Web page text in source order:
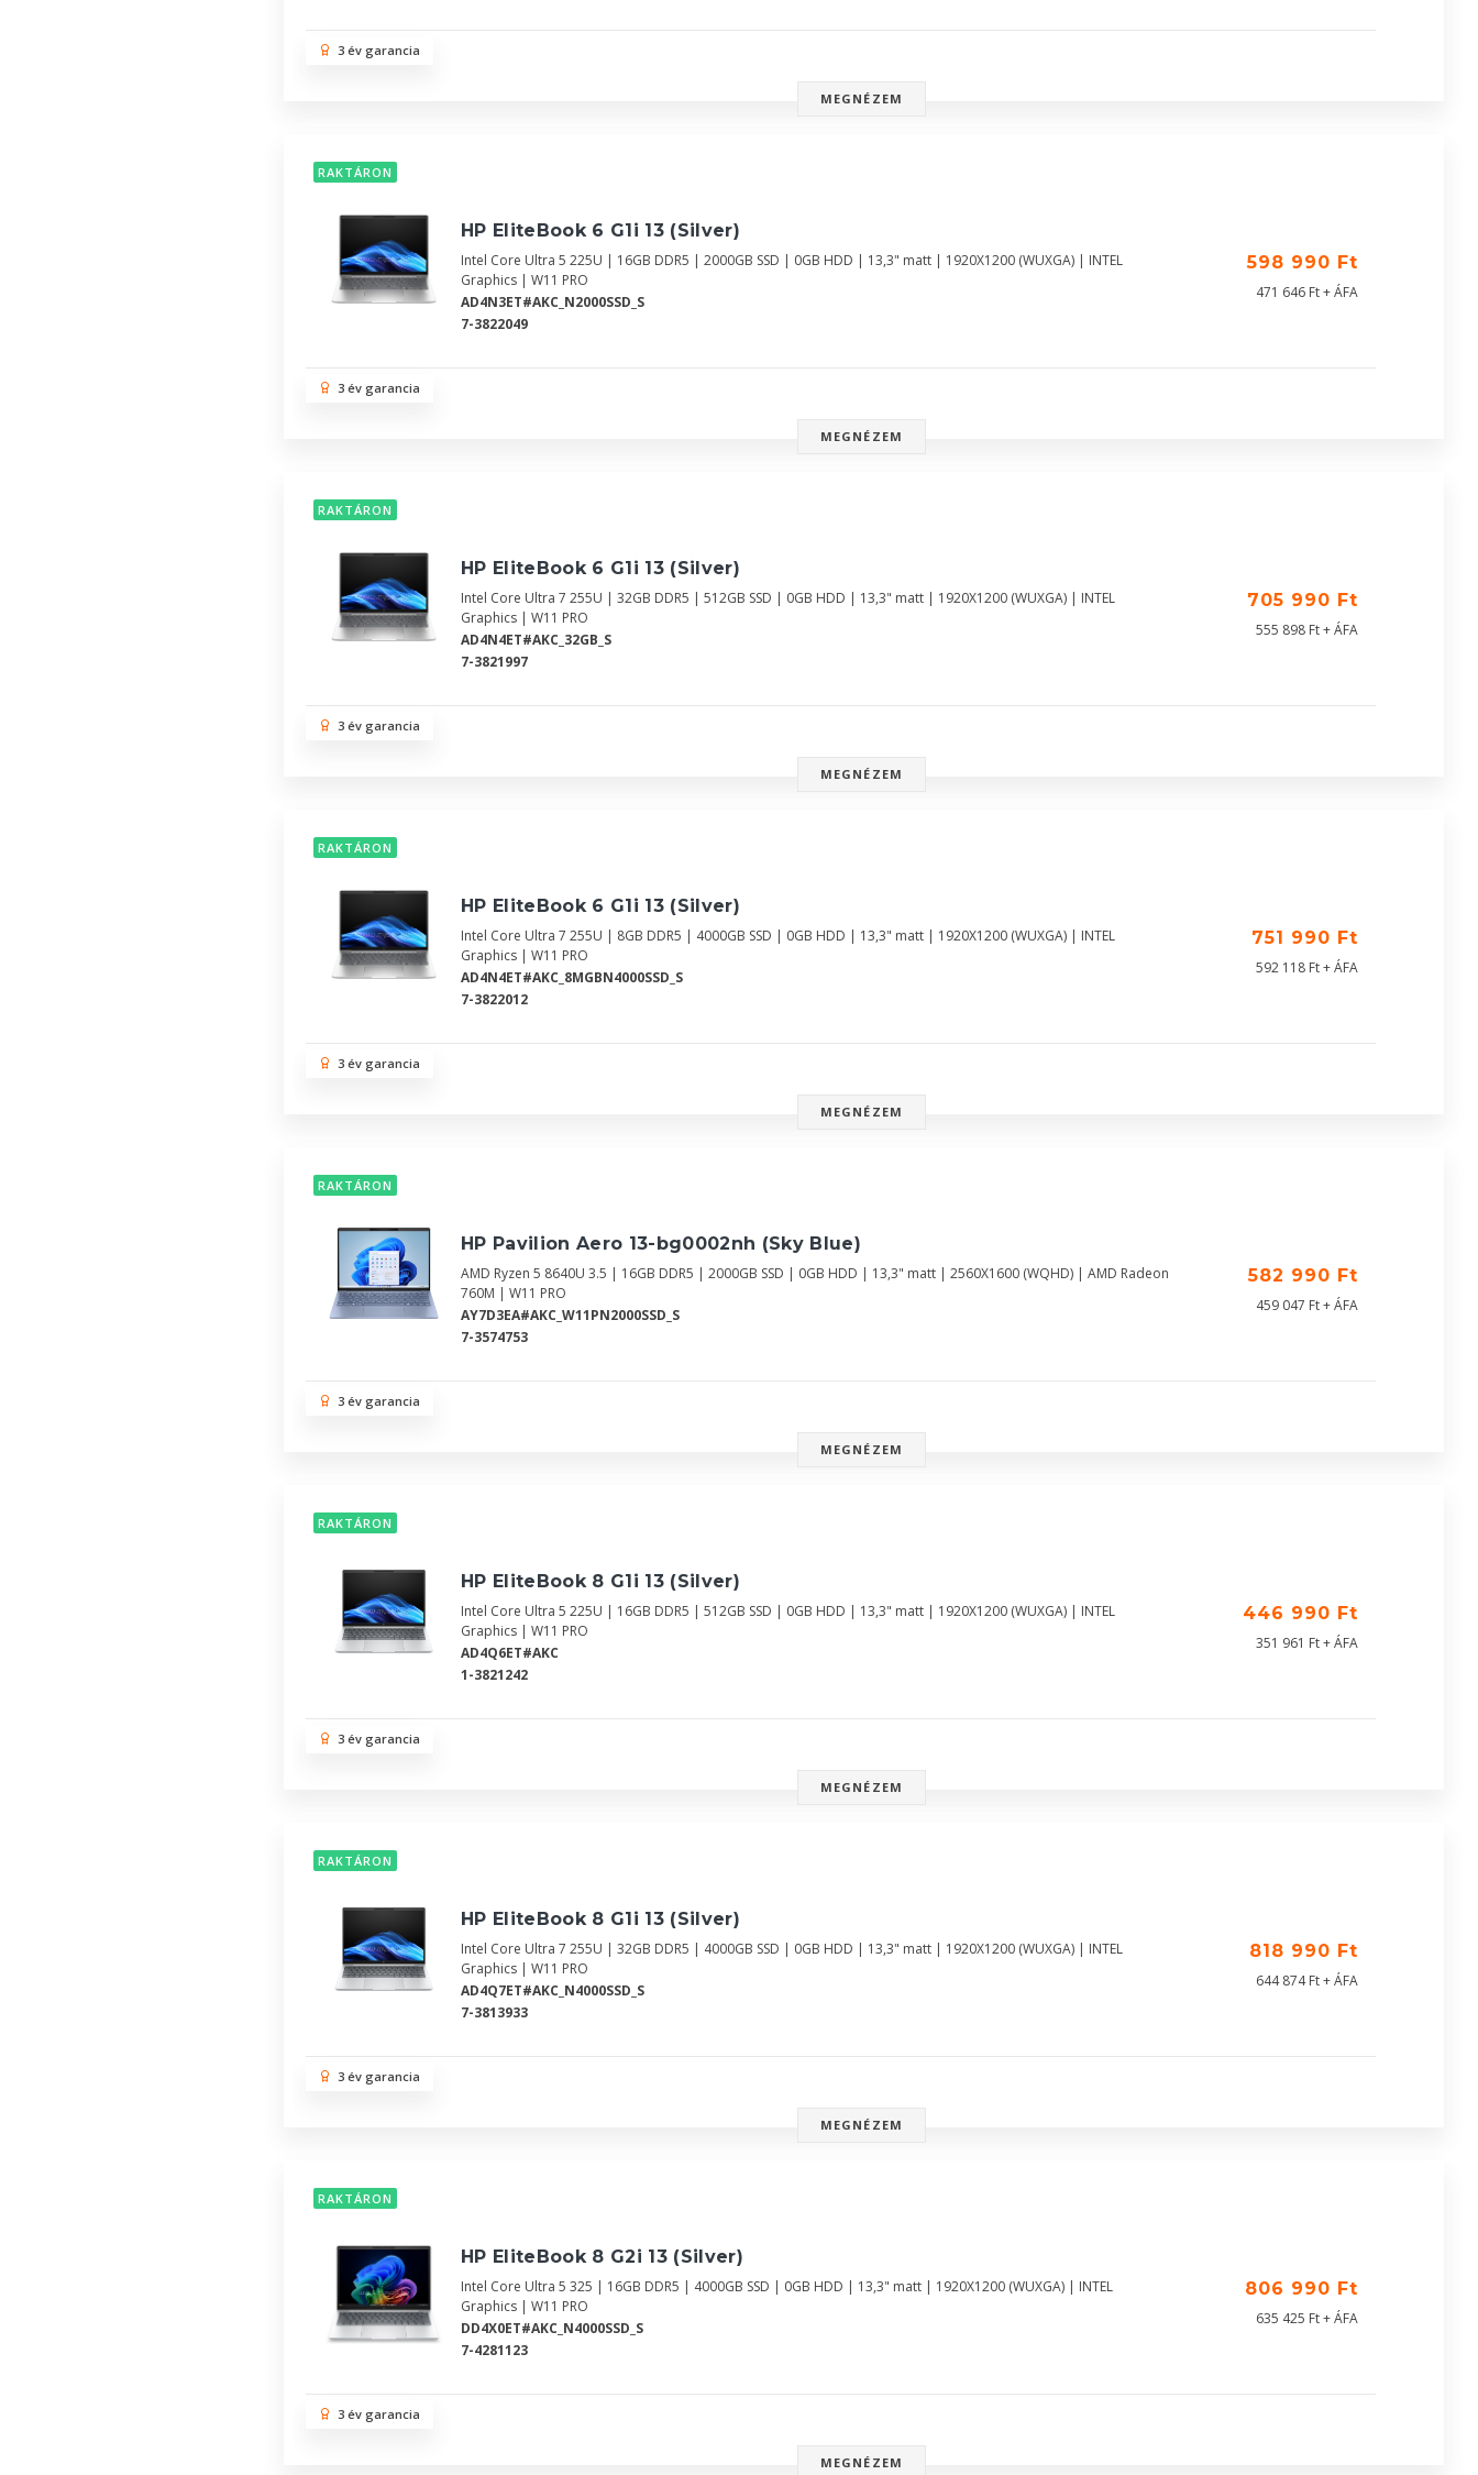
3 év garancia
MEGNÉZEM
RAKTÁRON
HP EliteBook 6 G1i 13 (Silver)
Intel Core Ultra 5 225U | 16GB DDR5 | 2000GB SSD | 0GB HDD | 13,3" matt | 1920X1200 (WUXGA) | INTEL
Graphics | W11 PRO
AD4N3ET#AKC_N2000SSD_S
7-3822049
598 990 Ft
471 646 Ft + ÁFA
3 év garancia
MEGNÉZEM
RAKTÁRON
HP EliteBook 6 G1i 13 (Silver)
Intel Core Ultra 7 255U | 32GB DDR5 | 512GB SSD | 0GB HDD | 13,3" matt | 1920X1200 (WUXGA) | INTEL
Graphics | W11 PRO
AD4N4ET#AKC_32GB_S
7-3821997
705 990 Ft
555 898 Ft + ÁFA
3 év garancia
MEGNÉZEM
RAKTÁRON
HP EliteBook 6 G1i 13 (Silver)
Intel Core Ultra 7 255U | 8GB DDR5 | 4000GB SSD | 0GB HDD | 13,3" matt | 1920X1200 (WUXGA) | INTEL
Graphics | W11 PRO
AD4N4ET#AKC_8MGBN4000SSD_S
7-3822012
751 990 Ft
592 118 Ft + ÁFA
3 év garancia
MEGNÉZEM
RAKTÁRON
HP Pavilion Aero 13-bg0002nh (Sky Blue)
AMD Ryzen 5 8640U 3.5 | 16GB DDR5 | 2000GB SSD | 0GB HDD | 13,3" matt | 2560X1600 (WQHD) | AMD Radeon
760M | W11 PRO
AY7D3EA#AKC_W11PN2000SSD_S
7-3574753
582 990 Ft
459 047 Ft + ÁFA
3 év garancia
MEGNÉZEM
RAKTÁRON
HP EliteBook 8 G1i 13 (Silver)
Intel Core Ultra 5 225U | 16GB DDR5 | 512GB SSD | 0GB HDD | 13,3" matt | 1920X1200 (WUXGA) | INTEL
Graphics | W11 PRO
AD4Q6ET#AKC
1-3821242
446 990 Ft
351 961 Ft + ÁFA
3 év garancia
MEGNÉZEM
RAKTÁRON
HP EliteBook 8 G1i 13 (Silver)
Intel Core Ultra 7 255U | 32GB DDR5 | 4000GB SSD | 0GB HDD | 13,3" matt | 1920X1200 (WUXGA) | INTEL
Graphics | W11 PRO
AD4Q7ET#AKC_N4000SSD_S
7-3813933
818 990 Ft
644 874 Ft + ÁFA
3 év garancia
MEGNÉZEM
RAKTÁRON
HP EliteBook 8 G2i 13 (Silver)
Intel Core Ultra 5 325 | 16GB DDR5 | 4000GB SSD | 0GB HDD | 13,3" matt | 1920X1200 (WUXGA) | INTEL
Graphics | W11 PRO
DD4X0ET#AKC_N4000SSD_S
7-4281123
806 990 Ft
635 425 Ft + ÁFA
3 év garancia
MEGNÉZEM